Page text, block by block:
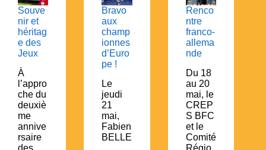
Souve
nir et
héritag
e des
Jeux
À
l’appro
che du
deuxiè
me
annive
rsaire
des
Bravo
aux
champ
ionnes
d’Euro
pe !
Le
jeudi
21
mai,
Fabien
BELLE
,
Renco
ntre
franco-
allema
nde
Du 18
au 20
mai, le
CREP
S BFC
et le
Comité
Régio